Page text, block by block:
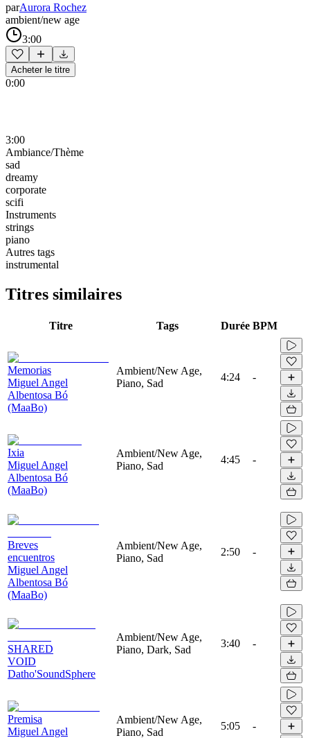
parAurora Rochez
ambient/new age
3:00
Acheter le titre
0:00
3:00
Ambiance/Thème
sad
dreamy
corporate
scifi
Instruments
strings
piano
Autres tags
instrumental
Titres similaires
Titre Tags Durée BPM
Memorias
Miguel Angel
Albentosa Bó
(MaaBo)
Ambient/New Age,
Piano, Sad
4:24 -
Ixia
Miguel Angel
Albentosa Bó
(MaaBo)
Ambient/New Age,
Piano, Sad
4:45 -
Breves
encuentros
Miguel Angel
Albentosa Bó
(MaaBo)
Ambient/New Age,
Piano, Sad
2:50 -
SHARED
VOID
Datho'SoundSphere
Ambient/New Age,
Piano, Dark, Sad
3:40 -
Premisa
Miguel Angel
Ambient/New Age,
Piano, Sad
5:05 -